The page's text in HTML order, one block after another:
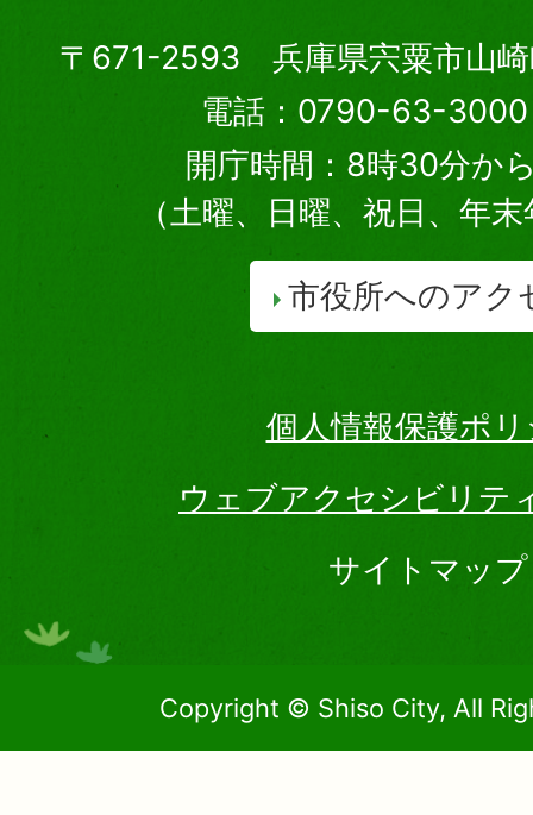
〒671-2593 兵庫県宍粟市山崎
電話：0790-63-3000
開庁時間：8時30分か
（土曜、日曜、祝日、年
市役所へのアク
個人情報保護ポ
ウェブアクセシビリテ
サイトマップ
Copyright © Shiso City, All